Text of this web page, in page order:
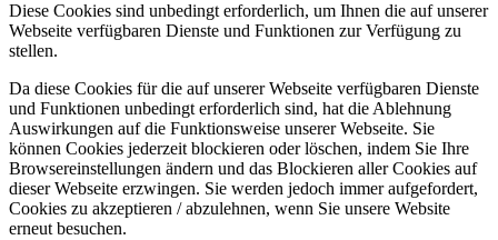
Diese Cookies sind unbedingt erforderlich, um Ihnen die auf unserer
Webseite verfügbaren Dienste und Funktionen zur Verfügung zu
stellen.
Da diese Cookies für die auf unserer Webseite verfügbaren Dienste
und Funktionen unbedingt erforderlich sind, hat die Ablehnung
Auswirkungen auf die Funktionsweise unserer Webseite. Sie
können Cookies jederzeit blockieren oder löschen, indem Sie Ihre
Browsereinstellungen ändern und das Blockieren aller Cookies auf
dieser Webseite erzwingen. Sie werden jedoch immer aufgefordert,
Cookies zu akzeptieren / abzulehnen, wenn Sie unsere Website
erneut besuchen.